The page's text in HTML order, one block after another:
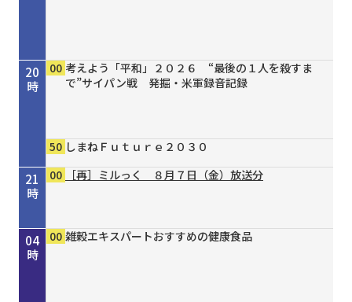
20
時
21
時
22
時
23
時
00
時
01
時
02
時
03
時
04
時
00 考えよう「平和」２０２６ “最後の１人を殺すま
で”サイパン戦 発掘・米軍録音記録
50 しまねＦｕｔｕｒｅ２０３０
00
［再］ミルっく ８月７日（金）放送分
00 ［再］コミてれデイリーニュース
15 シェフが教える家庭料理 ＃３８ 豚ひき肉と豆
30 タイガースＶ特急 ８／４号
00 ［再］ミルっく ８月７日（金）放送分
00 ［再］コミてれデイリーニュース
15 オリックス・バファローズが好きやねん！８／８
20 しまねＦｕｔｕｒｅ２０３０
30 市民健康教室 ８月 歯周病と糖尿病
45 歴史街道 ＃４４８ 丹波と京を結んだ“川の街
00 私らしいブラックフォーマルREGINAPORTE
00 雑穀エキスパートおすすめの健康食品
00 雑穀エキスパートおすすめの健康食品
00 雑穀エキスパートおすすめの健康食品